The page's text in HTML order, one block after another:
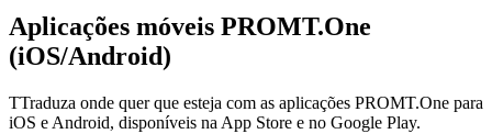
Aplicações móveis PROMT.One
(iOS/Android)
TTraduza onde quer que esteja com as aplicações PROMT.One para
iOS e Android, disponíveis na App Store e no Google Play.